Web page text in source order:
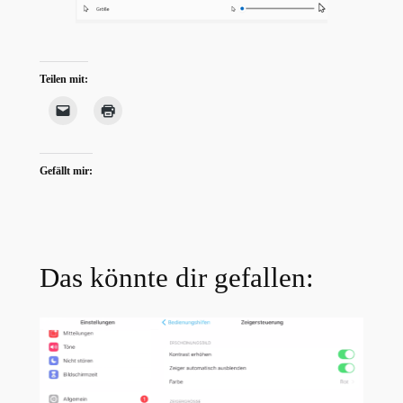
Teilen mit:
Gefällt mir:
Das könnte dir gefallen: